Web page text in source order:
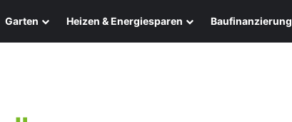
Garten Heizen & Energiesparen Baufinanzierung